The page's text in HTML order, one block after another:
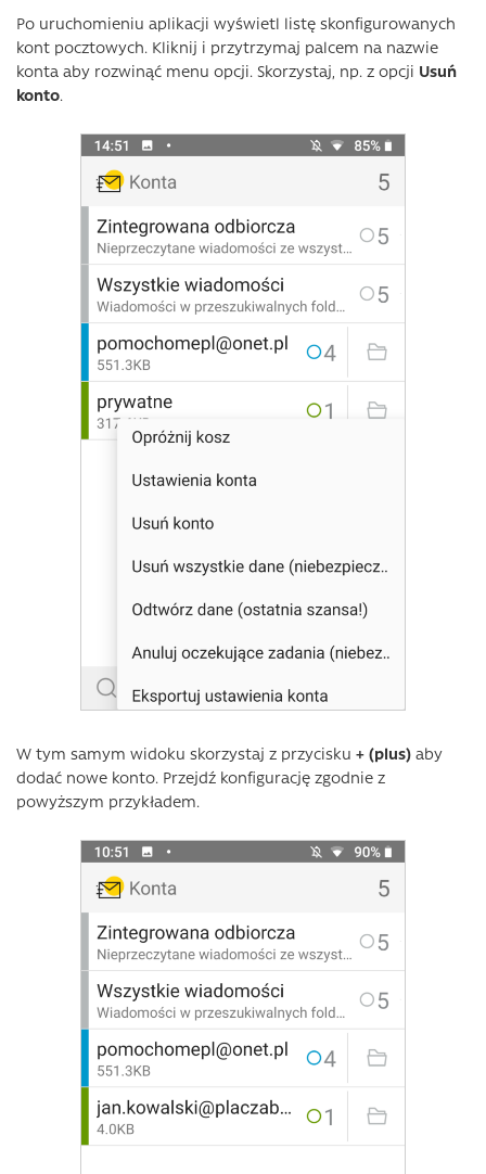
Po uruchomieniu aplikacji wyświetl listę skonfigurowanych
kont pocztowych. Kliknij i przytrzymaj palcem na nazwie
konta aby rozwinąć menu opcji. Skorzystaj, np. z opcji Usuń
konto.
W tym samym widoku skorzystaj z przycisku + (plus) aby
dodać nowe konto. Przejdź konfigurację zgodnie z
powyższym przykładem.